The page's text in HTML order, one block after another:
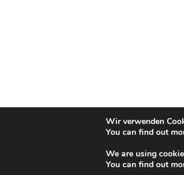
Wir verwenden
You can find out
We are using
You can find out